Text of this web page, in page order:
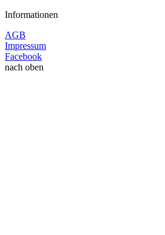
Informationen
AGB
Impressum
Facebook
nach oben